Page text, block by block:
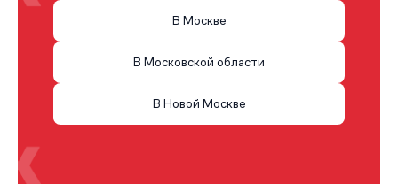
В Москве
В Московской области
В Новой Москве